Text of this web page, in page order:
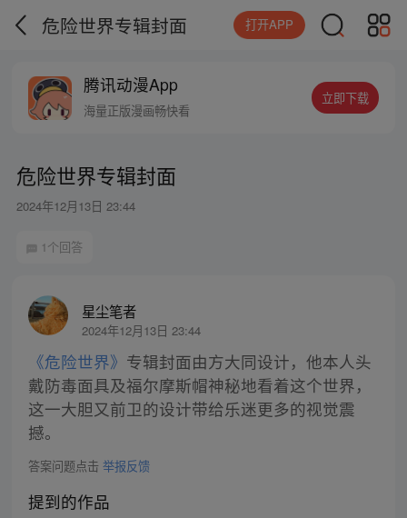
危险世界专辑封面 打开APP
腾讯动漫App
海量正版漫画畅快看
立即下载
危险世界专辑封面
2024年12月13日 23:44
1个回答
星尘笔者
2024年12月13日 23:44
《危险世界》 专辑封面由方大同设计，他本人头
戴防毒面具及福尔摩斯帽神秘地看着这个世界，
这一大胆又前卫的设计带给乐迷更多的视觉震
撼。
答案问题点击 举报反馈
提到的作品